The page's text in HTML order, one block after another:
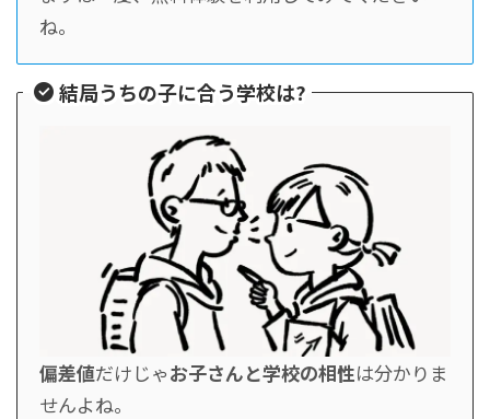
ね。
結局うちの子に合う学校は?
偏差値だけじゃお子さんと学校の相性は分かりま
せんよね。